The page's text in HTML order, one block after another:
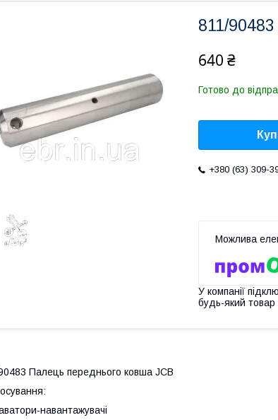
811/
640 ₴
Готово до
+380 (63) 309-
У компанії
будь-який
Палець переднього ковша JCB
навантажувачі